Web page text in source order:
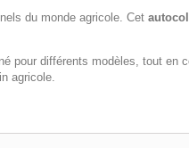
du monde agricole. Cet
pour différents modèles, tout en
agricole.